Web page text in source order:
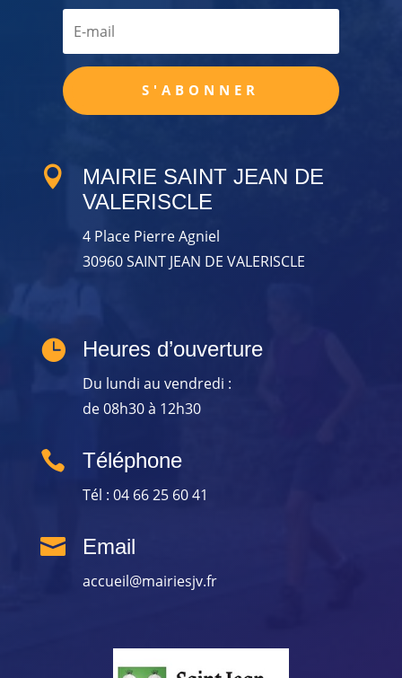
S'ABONNER

MAIRIE SAINT JEAN DE
VALERISCLE
4 Place Pierre Agniel
30960 SAINT JEAN DE VALERISCLE
 Heures d’ouverture
Du lundi au vendredi :
de 08h30 à 12h30
 Téléphone
Tél : 04 66 25 60 41
 Email
accueil@mairiesjv.fr